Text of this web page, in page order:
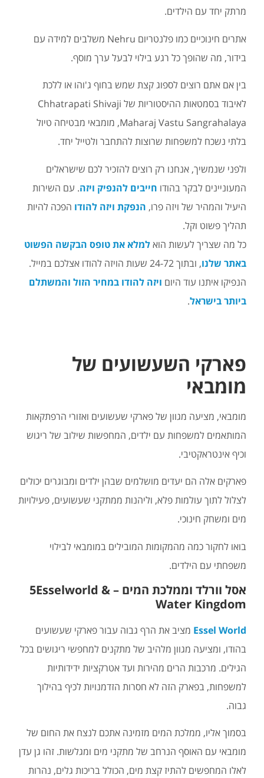
מרתק יחד עם הילדים.
אתרים חינוכיים כמו פלנטריום Nehru משלבים למידה עם
בידור, מה שהופך כל רגע בילוי לבעל ערך מוסף.
בין אם אתם רוצים לספוג קצת שמש בחוף ג'והו או ללכת
לאיבוד בסמטאות ההיסטוריות של Chhatrapati Shivaji
Maharaj Vastu Sangrahalaya, מומבאי מבטיחה טיול
בלתי נשכח למשפחות שרוצות להתחבר ולטייל יחד.
ולפני שנמשיך, אנחנו רק רוצים להזכיר לכם שישראלים
המעוניינים לבקר בהודו חייבים להנפיק ויזה. עם השירות
היעיל והמהיר של ויזה פרו, הנפקת ויזה להודו הפכה להיות
תהליך פשוט וקל.
כל מה שצריך לעשות הואלמלא את טופס הבקשה הפשוט
באתר שלנו
, ובתוך 24-72 שעות הויזה להודו אצלכם במייל.
הנפיקו איתנו עוד היום ויזה להודו במחיר הזול והמשתלם
ביותר בישראל.
פארקי השעשועים של
מומבאי
מומבאי, מציעה מגוון של פארקי שעשועים ואזורי הרפתקאות
המותאמים למשפחות עם ילדים, המחפשות שילוב של ריגוש
וכיף אינטראקטיבי.
פארקים אלה הם יעדים מושלמים שבהן ילדים ומבוגרים יכולים
לצלול לתוך עולמות פלא, וליהנות ממתקני שעשועים, פעילויות
מים ומשחק חינוכי.
בואו לחקור כמה מהמקומות המובילים במומבאי לבילוי
משפחתי עם הילדים.
אסל וורלד וממלכת המים – 5Esselworld &
Water Kingdom
Essel World מציב את הרף גבוה עבור פארקי שעשועים
בהודו, ומציעה מגוון מלהיב של מתקנים למחפשי ריגושים בכל
הגילים. מרכבות הרים מהירות ועד אטרקציות ידידותיות
למשפחות, בפארק הזה לא חסרות הזדמנויות לכיף בהילוך
גבוה.
בסמוך אליו, ממלכת המים מזמינה אתכם לנצח את החום של
מומבאי עם האוסף הנרחב של מתקני מים ומגלשות. זהו גן עדן
לאלו המחפשים להתיז קצת מים, הכולל בריכות גלים, נהרות